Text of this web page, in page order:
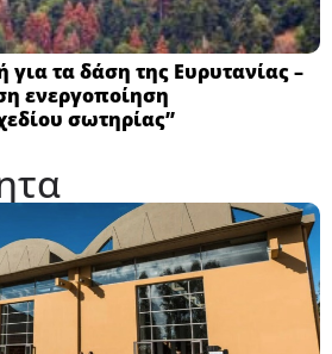
τα δάση της Ευρυτανίας –
ενεργοποίηση
σωτηρίας”